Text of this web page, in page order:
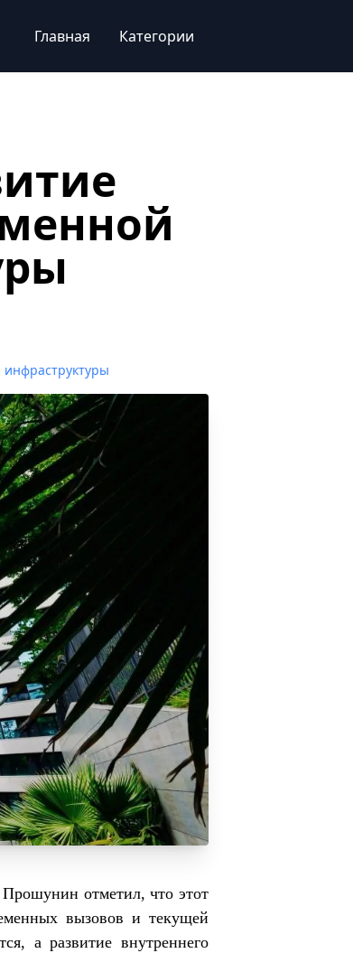
Главная Категории
инфраструктуры
Прошунин отметил, что этот
вызовов и текущей
а развитие внутреннего